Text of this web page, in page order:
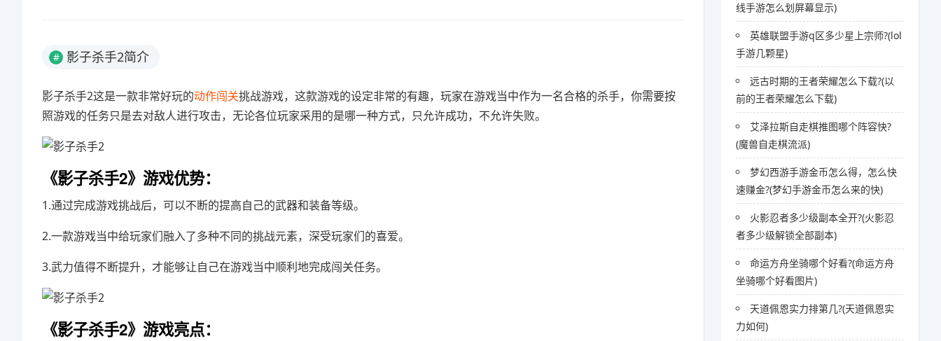
# 影子杀手2简介
影子杀手2这是一款非常好玩的动作闯关挑战游戏，这款游戏的设定非常的有趣，玩家在游戏当中作为一名合格的杀手，你需要按
照游戏的任务只是去对敌人进行攻击，无论各位玩家采用的是哪一种方式，只允许成功，不允许失败。
《影子杀手2》游戏优势：
1.通过完成游戏挑战后，可以不断的提高自己的武器和装备等级。
2.一款游戏当中给玩家们融入了多种不同的挑战元素，深受玩家们的喜爱。
3.武力值得不断提升，才能够让自己在游戏当中顺利地完成闯关任务。
《影子杀手2》游戏亮点：
线手游怎么划屏幕显示)
英雄联盟手游q区多少星上宗师?(lol
手游几颗星)
远古时期的王者荣耀怎么下载?(以
前的王者荣耀怎么下载)
艾泽拉斯自走棋推图哪个阵容快?
(魔兽自走棋流派)
梦幻西游手游金币怎么得，怎么快
速赚金?(梦幻手游金币怎么来的快)
火影忍者多少级副本全开?(火影忍
者多少级解锁全部副本)
命运方舟坐骑哪个好看?(命运方舟
坐骑哪个好看图片)
天道佩恩实力排第几?(天道佩恩实
力如何)